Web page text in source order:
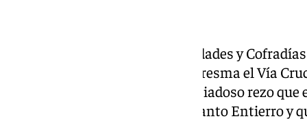
El Consejo General de Hermandades y
como cada primer lunes de Cuaresma el Vía
Penitenciales de la ciudad. Un piadoso rezo
Yacente de la Hermandad del Santo Entierro y